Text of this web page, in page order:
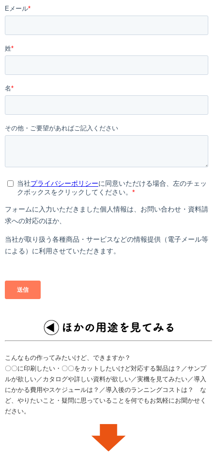
こんなもの作ってみたいけど、できますか？
〇〇に印刷したい・〇〇をカットしたいけど対応する製品は？／サンプ
ルが欲しい／カタログや詳しい資料が欲しい／実機を見てみたい／導入
にかかる費用やスケジュールは？／導入後のランニングコストは？ な
ど、やりたいこと・疑問に思っていることを何でもお気軽にお聞かせく
ださい。